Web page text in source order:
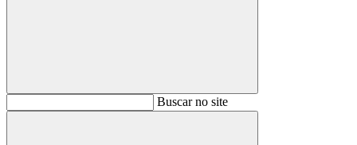
BuscarBuscar no site